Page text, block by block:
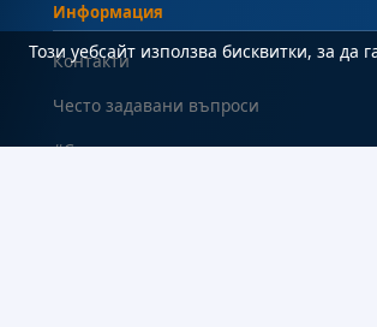
Информация
Контакти
Често задавани въпроси
#Студент
Този уебсайт използва бисквитки, за